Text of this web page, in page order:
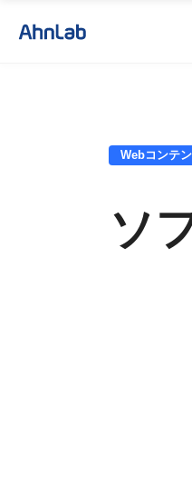
Webコンテ
ソ